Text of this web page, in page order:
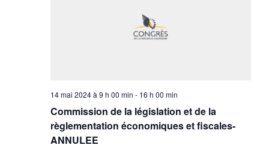
Commission de la législation et de la
règlementation économiques et fiscales-
ANNULEE
14 mai 2024 à 9 h 00 min - 16 h 00 min